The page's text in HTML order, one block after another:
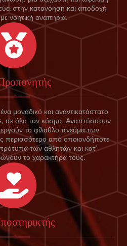
στην κατανόηση και αποδοχή
νοητική αναπηρία.
μοναδικό και αναντικατάστατο
σε όλο τον κόσμο. Αναπτύσσουν
το φίλαθλο πνεύμα των
περισσότερο από οποιονδήποτε
των αθλητών και κατ’
το χαρακτήρα τους.